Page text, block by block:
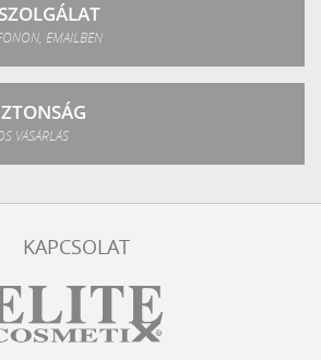
EMAILBEN
VÁSÁRLÁS
KAPCSOLAT